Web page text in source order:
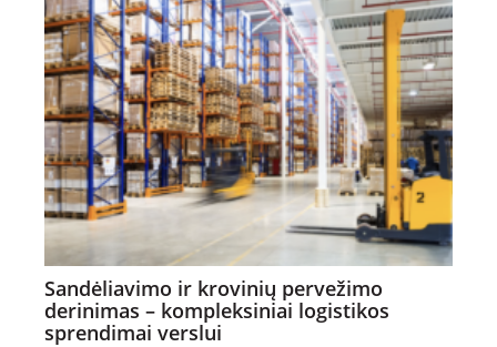
Sandėliavimo ir krovinių pervežimo
derinimas – kompleksiniai logistikos
sprendimai verslui